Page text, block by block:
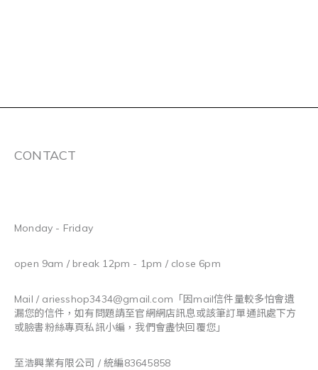
CONTACT
Monday - Friday
open 9am / break 12pm - 1pm / close 6pm
Mail / ariesshop3434@gmail.com 「因mail信件量較多怕會遺
漏您的信件，如有問題請至官網網店訊息或該筆訂單通訊處下方
或臉書粉絲專頁私訊小編，我們會盡快回覆您」
至浩興業有限公司 / 統編83645858